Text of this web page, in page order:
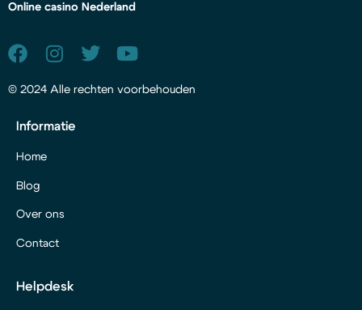
Online casino Nederland
© 2024 Alle rechten voorbehouden
Informatie
Home
Blog
Over ons
Contact
Helpdesk